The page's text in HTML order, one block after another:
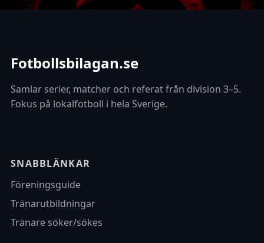
Fotbollsbilagan.se
Samlar serier, matcher och referat från division 3–5.
Fokus på lokalfotboll i hela Sverige.
SNABBLÄNKAR
Föreningsguide
Tränarutbildningar
Tränare söker/sökes